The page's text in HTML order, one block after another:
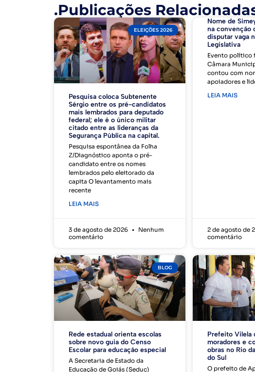
.Publicações
ELEIÇÕES 2026
Pesquisa coloca Subtenente
Sérgio entre os pré-candidatos
mais lembrados para deputado
federal; ele é o único militar
citado entre as lideranças da
Segurança Pública na capital.
Pesquisa espontânea da Folha
Z/Diagnóstico aponta o pré-
candidato entre os nomes
lembrados pelo eleitorado da
capita O levantamento mais
recente
LEIA MAIS
3 de agosto de 2026
Nenhum
comentário
Nome de
na convenção
disputar vaga
Legislativa
Evento político
Câmara
contou com
apoiadores e
LEIA MAIS
2 de agosto de
comentário
BLOG
Rede estadual orienta escolas
sobre novo guia do Censo
Escolar para educação especial
A Secretaria de Estado da
Educação de Goiás (Seduc)
Prefeito Vilela
moradores e
obras no Rio
do Sul
O prefeito de